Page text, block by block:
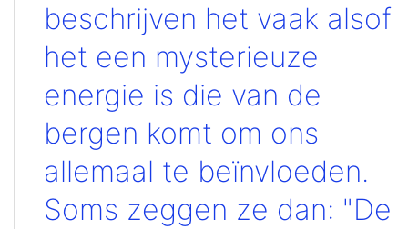
beschrijven het vaak alsof
het een mysterieuze
energie is die van de
bergen komt om ons
allemaal te beïnvloeden.
Soms zeggen ze dan: "De